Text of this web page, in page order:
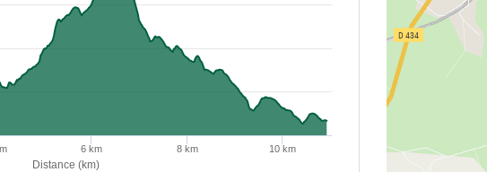
Distance (km)
6 km 8 km 10 km